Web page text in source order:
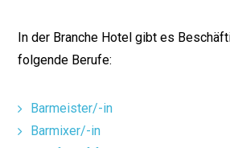
In der Branche Hotel gibt es
folgende Berufe:
Barmeister/-in
Barmixer/-in